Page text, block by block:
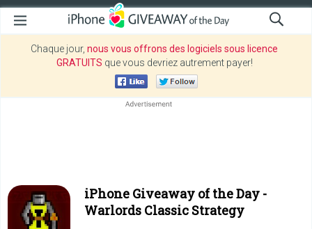
Chaque jour, nous vous offrons des logiciels sous licence
GRATUITS que vous devriez autrement payer!
iPhone Giveaway of the Day -
Warlords Classic Strategy